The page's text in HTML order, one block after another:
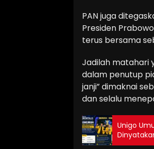
PAN juga
Presiden
terus bersama
Jadilah matahari
dalam penutup
janji” dimaknai
dan selalu
Unigo